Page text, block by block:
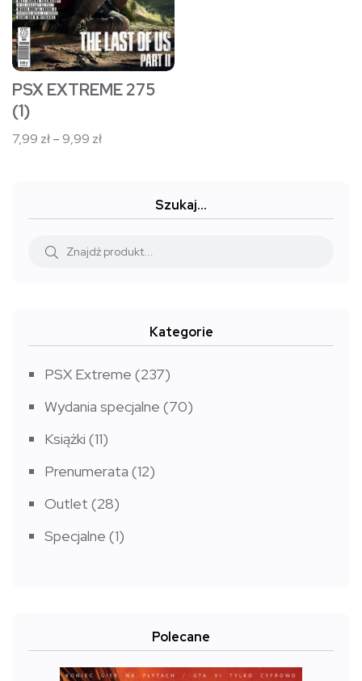
można
wybrać
na
stronie
produktu
PSX EXTREME 275
(1)
7,99 zł–9,99 złZakres
do
Szukaj…
Kategorie
PSX Extreme (237)
Wydania specjalne (70)
Książki (11)
Prenumerata (12)
Outlet (28)
Specjalne (1)
Polecane